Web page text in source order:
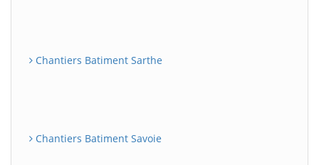
Chantiers Batiment Sarthe
Chantiers Batiment Savoie